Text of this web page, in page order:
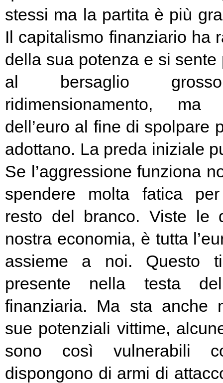
stessi ma la partita è più
Il capitalismo finanziario ha
della sua potenza e si sente
al bersaglio
ridimensionamento,
dell’euro al fine di spolpare
adottano. La preda iniziale
Se l’aggressione funziona
spendere molta fatica
resto del branco. Viste le
nostra economia, è tutta
assieme a noi. Questo
presente nella testa
finanziaria. Ma sta anche
sue potenziali vittime,
sono così vulnerabili
dispongono di armi di